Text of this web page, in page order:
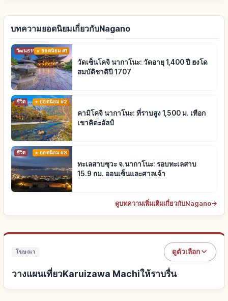
บทความยอดนิยมเกี่ยวกับNagano
วัฒนธรรมดั้งเดิมยอดนิยม #1
วัดเซ็นโคจิ นากาโนะ: วัดอายุ 1,400 ปี ฮงโด
สมบัติชาติปี 1707
ชีวิต ยอดนิยม #2
คามิโคจิ นากาโนะ: ที่ราบสูง 1,500 ม. เทือก
เขาคิตะอัลป์
ชีวิต ยอดนิยม #3
ทะเลสาบซุวะ จ.นากาโนะ: รอบทะเลสาบ
15.9 กม. ออนเซ็นและศาลเจ้า
ดูบทความเพิ่มเติมเกี่ยวกับNagano→
โฆษณา ดูตัวเลือก
วางแผนเที่ยวKaruizawa Machiให้ราบรื่น